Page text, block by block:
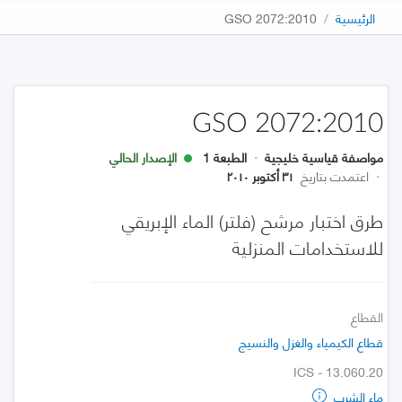
الرئيسية GSO 2072:2010
GSO 2072:2010
مواصفة قياسية خليجية · الطبعة 1
الإصدار الحالي
· اعتمدت بتاريخ ٣١ أكتوبر ٢٠١٠
طرق اختبار مرشح (فلتر) الماء الإبريقي
للاستخدامات المنزلية
القطاع
قطاع الكيمياء والغزل والنسيج
ICS - 13.060.20
ماء الشرب